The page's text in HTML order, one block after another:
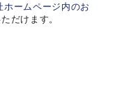
ホームページ内のお
だけます。